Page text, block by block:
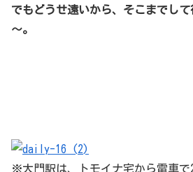
でもどうせ遠いから、そこまでし
～。
※大門駅は、トモイナ宅から電車で